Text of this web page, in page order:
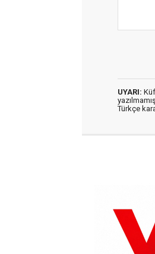
UYARI:
Türkçe